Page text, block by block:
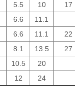
5.5 10
17
6.6
11.1
6.6 11.1
22
8.1 13.5
27
10.5
20
12 24